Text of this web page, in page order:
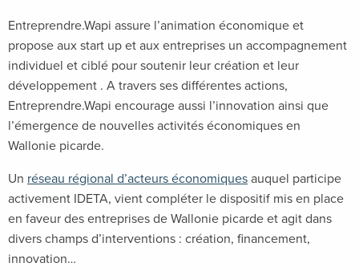
Entreprendre.Wapi assure l’animation économique et
propose aux start up et aux entreprises un accompagnement
individuel et ciblé pour soutenir leur création et leur
développement . A travers ses différentes actions,
Entreprendre.Wapi encourage aussi l’innovation ainsi que
l’émergence de nouvelles activités économiques en
Wallonie picarde.
Un réseau régional d’acteurs économiquesauquel participe
activement IDETA, vient compléter le dispositif mis en place
en faveur des entreprises de Wallonie picarde et agit dans
divers champs d’interventions : création, financement,
innovation…